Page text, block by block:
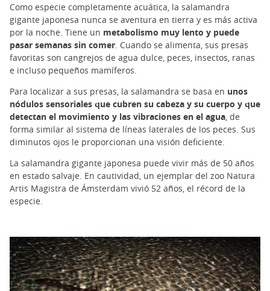
Como especie completamente acuática, la salamandra
gigante japonesa nunca se aventura en tierra y es más activa
por la noche. Tiene un metabolismo muy lento y puede
pasar semanas sin comer . Cuando se alimenta, sus presas
favoritas son cangrejos de agua dulce, peces, insectos, ranas
e incluso pequeños mamíferos.
Para localizar a sus presas, la salamandra se basa en unos
nódulos sensoriales que cubren su cabeza y su cuerpo y que
detectan el movimiento y las vibraciones en el agua, de
forma similar al sistema de líneas laterales de los peces. Sus
diminutos ojos le proporcionan una visión deficiente.
La salamandra gigante japonesa puede vivir más de 50 años
en estado salvaje. En cautividad, un ejemplar del zoo Natura
Artis Magistra de Ámsterdam vivió 52 años, el récord de la
especie.